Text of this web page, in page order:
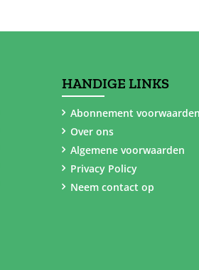
HANDIGE LINKS
Abonnement voorwaarden
Over ons
Algemene voorwaarden
Privacy Policy
Neem contact op